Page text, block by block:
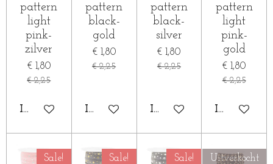
pattern
light
pink-
zilver
€ 1,80
€ 2,25
IN WINKELWAGEN
pattern
black-
gold
€ 1,80
€ 2,25
IN WINKELWAGEN
pattern
black-
silver
€ 1,80
€ 2,25
IN WINKELWAGEN
pattern
light
pink-
gold
€ 1,80
€ 2,25
IN
Sale! Sale! Sale! Uitverkocht